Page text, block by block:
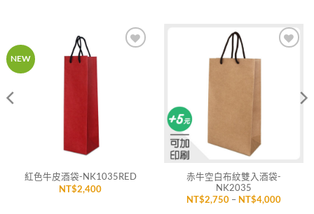
NEW
紅色牛皮酒袋-NK1035RED
NT$2,400
赤牛空白布紋雙入酒袋-
NK2035
NT$2,750 – NT$4,000價